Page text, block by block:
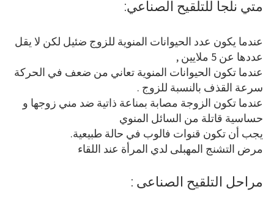
متي نلجأ للتلقيح الصناعي:
عندما يكون عدد الحيوانات المنوية للزوج ضئيل لكن لا يقل
عددها عن 5 ملايين ,
عندما تكون الحيوانات المنوية تعاني من ضعف في الحركة
سرعة القذف بالنسبة للزوج .
عندما تكون الزوجة مصابة بمناعة ذاتية ضد مني زوجها و
حساسية قاتلة من السائل المنوي
يجب أن تكون قنوات فالوب في حالة طبيعية.
مرض التشنج المهبلى لدي المرأة عند اللقاء
مراحل التلقيح الصناعى :